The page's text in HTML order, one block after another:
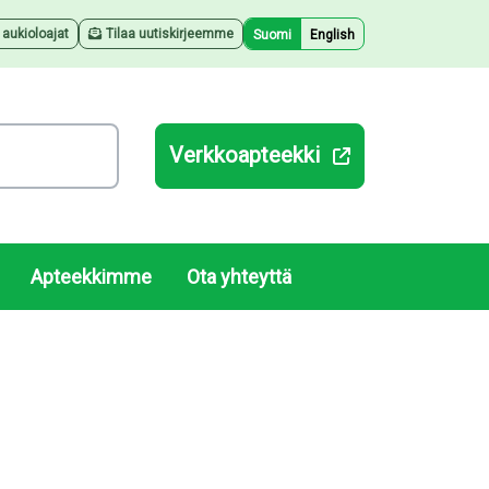
Tilaa uutiskirjeemme Suomi English
Verkkoapteekki
Apteekkimme Ota yhteyttä